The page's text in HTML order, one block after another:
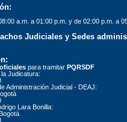
a.m. a 01:00 p.m. y de 02:00 p.m. a
Judiciales y Sedes
para tramitar PQRSDF
Judicatura:
Administración Judicial - DEAJ:
Lara Bonilla: